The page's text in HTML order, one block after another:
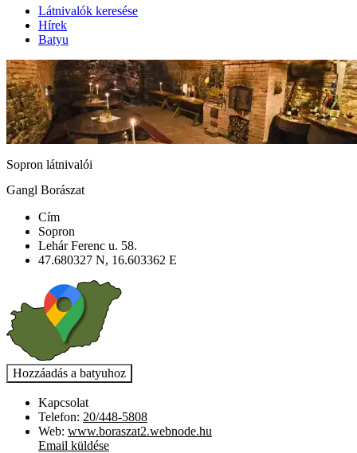
Látnivalók keresése
Hírek
Batyu
Sopron látnivalói
Gangl Borászat
Cím
Sopron
Lehár Ferenc u. 58.
47.680327 N, 16.603362 E
Kapcsolat
Telefon: 20/448-5808
Web: www.boraszat2.webnode.hu
Email küldése